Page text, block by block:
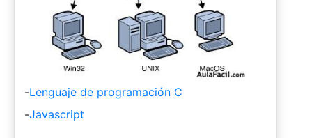
-Lenguaje de programación C
-Javascript